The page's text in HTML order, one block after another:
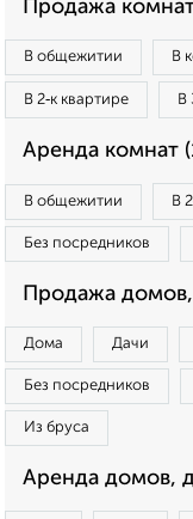
Продажа
В общежитии В
В 2‑к квартире В
Аренда комнат
В общежитии В
Без посредников
Продажа
Дома Дачи
Без посредников
Из бруса
Аренда домов,